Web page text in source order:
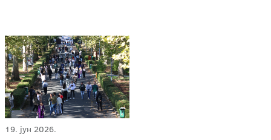
19. јун 2026.